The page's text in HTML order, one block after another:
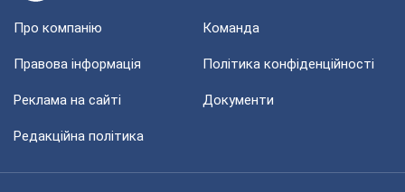
Про компанію Команда
Правова інформація Політика конфіденційності
Реклама на сайті Документи
Редакційна політика